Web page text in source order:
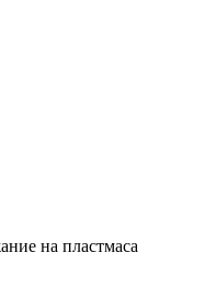
на пластмаса